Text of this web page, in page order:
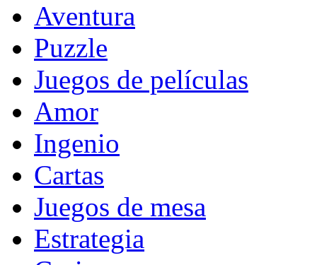
Aventura
Puzzle
Juegos de películas
Amor
Ingenio
Cartas
Juegos de mesa
Estrategia